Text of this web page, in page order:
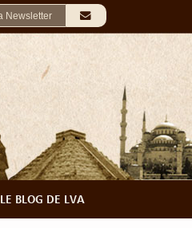
LE BLOG DE LVA